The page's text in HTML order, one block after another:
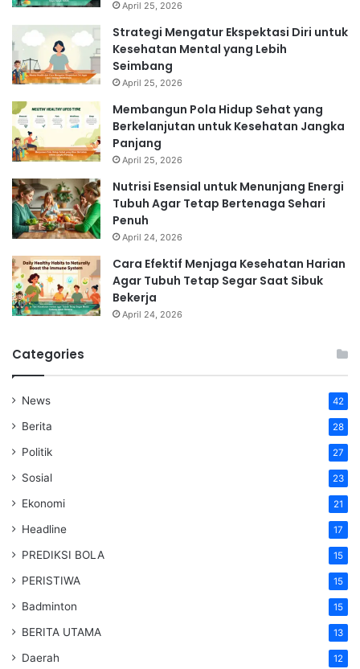
April 25, 2026
Strategi Mengatur Ekspektasi Diri untuk
Kesehatan Mental yang Lebih
Seimbang
April 25, 2026
Membangun Pola Hidup Sehat yang
Berkelanjutan untuk Kesehatan Jangka
Panjang
April 25, 2026
Nutrisi Esensial untuk Menunjang Energi
Tubuh Agar Tetap Bertenaga Sehari
Penuh
April 24, 2026
Cara Efektif Menjaga Kesehatan Harian
Agar Tubuh Tetap Segar Saat Sibuk
Bekerja
April 24, 2026
Categories
News 42
Berita 28
Politik 27
Sosial 23
Ekonomi 21
Headline 17
PREDIKSI BOLA 15
PERISTIWA 15
Badminton 15
BERITA UTAMA 13
Daerah 12